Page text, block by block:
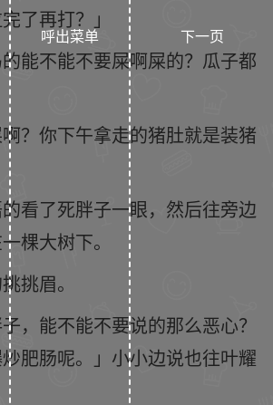
了再打？」
的能不能不要屎啊屎的？瓜子都
啊？你下午拿走的猪肚就是装猪
看了死胖子一眼，然后往旁边
棵大树下。
挑眉。
子，能不能不要说的那么恶心？
肥肠呢。」小小边说也往叶耀
下一页
呼出菜单